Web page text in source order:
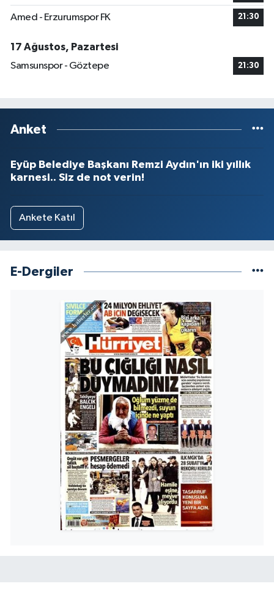
Amed - Erzurumspor FK 21:30
17 Ağustos, Pazartesi
Samsunspor - Göztepe
21:30
Anket
Eyüp Belediye Başkanı Remzi Aydın'ın iki yıllık
karnesi.. Siz de not verin!
Ankete Katıl
E-Dergiler